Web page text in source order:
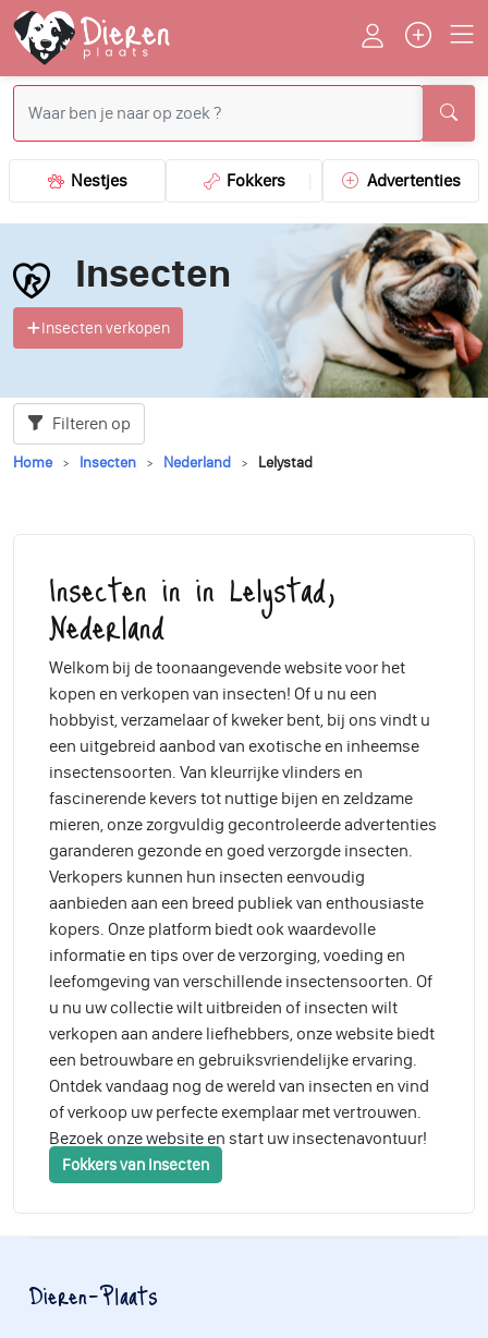
Nestjes Fokkers Advertenties
Insecten
Insecten verkopen
Filteren op
Home Insecten Nederland Lelystad
Insecten in in Lelystad,
Nederland
Welkom bij de toonaangevende website voor het
kopen en verkopen van insecten! Of u nu een
hobbyist, verzamelaar of kweker bent, bij ons vindt u
een uitgebreid aanbod van exotische en inheemse
insectensoorten. Van kleurrijke vlinders en
fascinerende kevers tot nuttige bijen en zeldzame
mieren, onze zorgvuldig gecontroleerde advertenties
garanderen gezonde en goed verzorgde insecten.
Verkopers kunnen hun insecten eenvoudig
aanbieden aan een breed publiek van enthousiaste
kopers. Onze platform biedt ook waardevolle
informatie en tips over de verzorging, voeding en
leefomgeving van verschillende insectensoorten. Of
u nu uw collectie wilt uitbreiden of insecten wilt
verkopen aan andere liefhebbers, onze website biedt
een betrouwbare en gebruiksvriendelijke ervaring.
Ontdek vandaag nog de wereld van insecten en vind
of verkoop uw perfecte exemplaar met vertrouwen.
Bezoek onze website en start uw insectenavontuur!
Fokkers van Insecten
Dieren-Plaats